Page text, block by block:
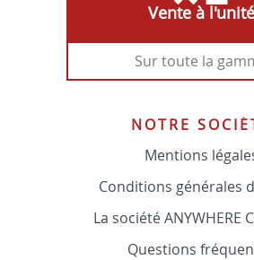
Vente à l'unité
Sur toute la
NOTRE
Mentions
Conditions générales
La société ANYWHERE
Questions